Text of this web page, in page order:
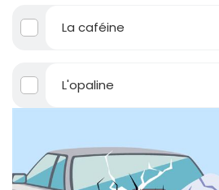
La caféine
L'opaline